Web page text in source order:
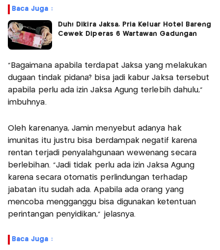
Baca Juga :
Duh! Dikira Jaksa, Pria Keluar Hotel Bareng
Cewek Diperas 6 Wartawan Gadungan
"Bagaimana apabila terdapat Jaksa yang melakukan
dugaan tindak pidana? bisa jadi kabur Jaksa tersebut
apabila perlu ada izin Jaksa Agung terlebih dahulu,"
imbuhnya.
Oleh karenanya, Jamin menyebut adanya hak
imunitas itu justru bisa berdampak negatif karena
rentan terjadi penyalahgunaan wewenang secara
berlebihan. "Jadi tidak perlu ada izin Jaksa Agung
karena secara otomatis perlindungan terhadap
jabatan itu sudah ada. Apabila ada orang yang
mencoba mengganggu bisa digunakan ketentuan
perintangan penyidikan," jelasnya.
Baca Juga :